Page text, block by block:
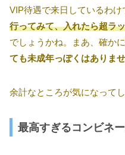
VIP待遇で来日しているわけ
行ってみて、入れたら超ラ
でしょうかね。まあ、確かに
ても未成年っぽくはありま
余計なところが気になって
最高すぎるコンビネ